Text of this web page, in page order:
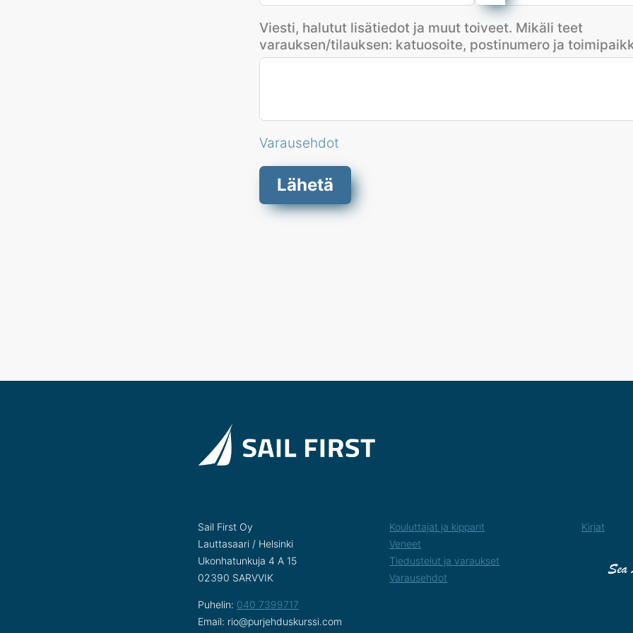
Viesti, halutut lisätiedot ja muut toiveet. Mikäli teet
varauksen/tilauksen: katuosoite, postinumero ja
Varausehdot
Lähetä
Sail First Oy
Lauttasaari / Helsinki
Ukonhatunkuja 4 A 15
02390 SARVVIK
Puhelin: 040 7399717
Email: rio@purjehduskurssi.com
Kouluttajat ja kipparit
Veneet
Tiedustelut ja varaukset
Varausehdot
Kirjat